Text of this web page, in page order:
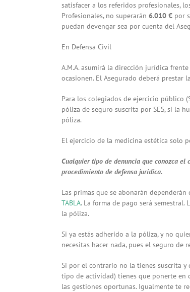
satisfacer a los referidos profesionales,
Profesionales, no superarán 6.010 € por
puedan devengar sea por cuenta del
En Defensa Civil
A.M.A. asumirá la dirección jurídica
ocasionen. El Asegurado deberá prestar
Para los colegiados de ejercicio público
póliza de seguro suscrita por SES, si la
póliza.
El ejercicio de la medicina estética solo
Cualquier tipo de denuncia que conozca
procedimiento de defensa jurídica.
Las primas que se abonarán
TABLA. La forma de pago será
la póliza.
Si ya estás adherido a la póliza, y no
necesitas hacer nada, pues el seguro de
Si por el contrario no la tienes suscrita y
tipo de actividad) tienes que ponerte en
las gestiones oportunas. Igualmente te